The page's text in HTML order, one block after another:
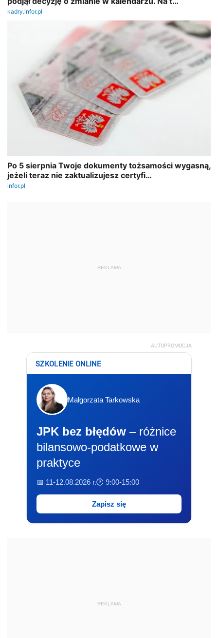
REKLAMA
AUTOPROMOCJA
SZKOLENIE ONLINE
Małgorzata Tarkowska
JPK bez błędów – różnice
bilansowo-podatkowe w
praktyce
📅 11-12.08.2026 r.🕐 9:00-15:00
Zapisz się
REKLAMA